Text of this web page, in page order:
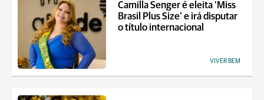
Camilla Senger é eleita ‘Miss
Brasil Plus Size’ e irá disputar
o título internacional
VIVER BEM